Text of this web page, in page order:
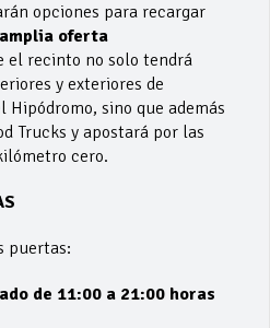
opciones para recargar
amplia oferta
el recinto no solo tendrá
y exteriores de
sino que además
Trucks y apostará por las
cero.
puertas:
de 11:00 a 21:00 horas